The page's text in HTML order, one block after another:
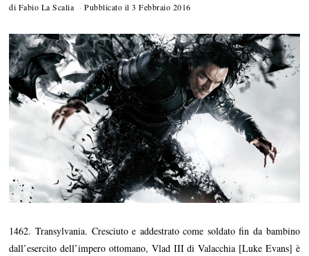
di Fabio La Scalia Pubblicato il 3 Febbraio 2016
1462. Transylvania. Cresciuto e addestrato come soldato fin da bambino
dall’esercito dell’impero ottomano, Vlad III di Valacchia [Luke Evans] è